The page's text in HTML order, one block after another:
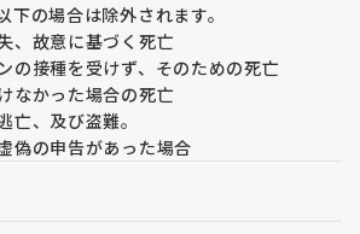
下の場合は除外されます。
、故意に基づく死亡
の接種を受けず、そのための死亡
なかった場合の死亡
亡、及び盗難。
偽の申告があった場合